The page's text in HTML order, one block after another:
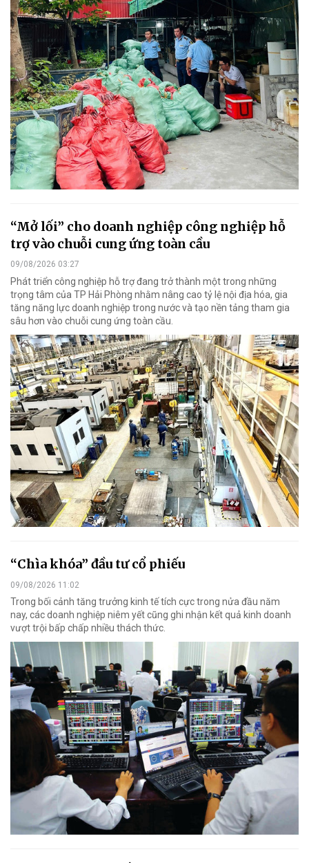
“Mở lối” cho doanh nghiệp công nghiệp hỗ
trợ vào chuỗi cung ứng toàn cầu
09/08/2026 03:27
Phát triển công nghiệp hỗ trợ đang trở thành một trong những
trọng tâm của TP Hải Phòng nhằm nâng cao tỷ lệ nội địa hóa, gia
tăng năng lực doanh nghiệp trong nước và tạo nền tảng tham gia
sâu hơn vào chuỗi cung ứng toàn cầu.
“Chìa khóa” đầu tư cổ phiếu
09/08/2026 11:02
Trong bối cảnh tăng trưởng kinh tế tích cực trong nửa đầu năm
nay, các doanh nghiệp niêm yết cũng ghi nhận kết quả kinh doanh
vượt trội bấp chấp nhiều thách thức.